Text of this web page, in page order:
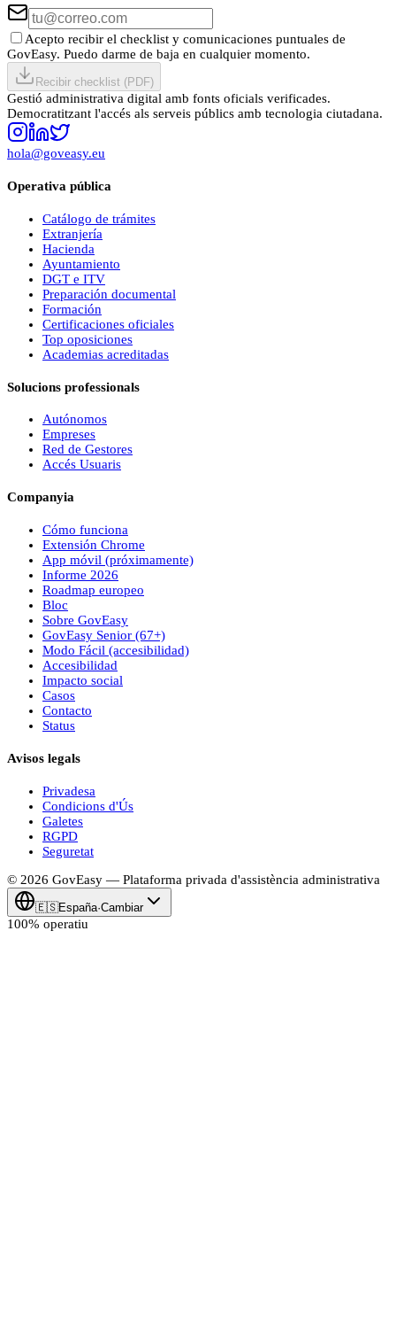
Acepto recibir el checklist y comunicaciones puntuales de
GovEasy. Puedo darme de baja en cualquier momento.
Recibir checklist (PDF)
Gestió administrativa digital amb fonts oficials verificades.
Democratitzant l'accés als serveis públics amb tecnologia ciutadana.
hola@goveasy.eu
Operativa pública
Catálogo de trámites
Extranjería
Hacienda
Ayuntamiento
DGT e ITV
Preparación documental
Formación
Certificaciones oficiales
Top oposiciones
Academias acreditadas
Solucions professionals
Autónomos
Empreses
Red de Gestores
Accés Usuaris
Companyia
Cómo funciona
Extensión Chrome
App móvil (próximamente)
Informe 2026
Roadmap europeo
Bloc
Sobre GovEasy
GovEasy Senior (67+)
Modo Fácil (accesibilidad)
Accesibilidad
Impacto social
Casos
Contacto
Status
Avisos legals
Privadesa
Condicions d'Ús
Galetes
RGPD
Seguretat
© 2026 GovEasy — Plataforma privada d'assistència administrativa
🇪🇸España·Cambiar
100% operatiu